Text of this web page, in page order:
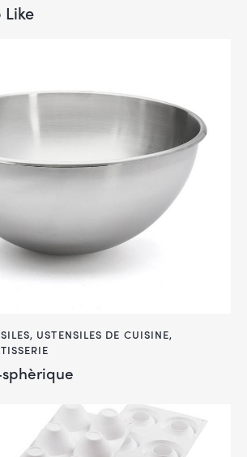
, USTENSILES DE CUISINE,